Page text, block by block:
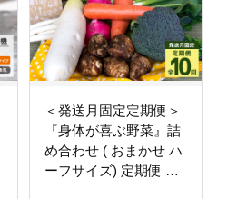
＜発送月固定定期便＞
『身体が喜ぶ野菜』詰
め合わせ ( おまかせ ハ
ーフサイズ) 定期便 野